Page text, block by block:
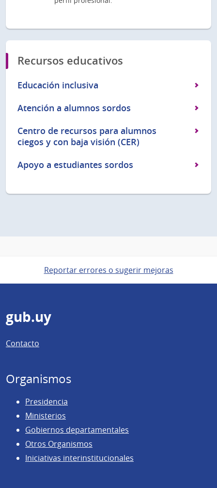
Recursos educativos
Educación inclusiva
Atención a alumnos sordos
Centro de recursos para alumnos
ciegos y con baja visión (CER)
Apoyo a estudiantes sordos
Reportar errores o sugerir mejoras
Pie
de
página
gub.uy
Contacto
Organismos
Presidencia
Ministerios
Gobiernos departamentales
Otros Organismos
Iniciativas interinstitucionales